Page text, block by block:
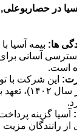
در
ها:
آسانی
است.
این شرکت با
(حدود ۱۸۴ درصد
آسیا گزینه
از رانندگان